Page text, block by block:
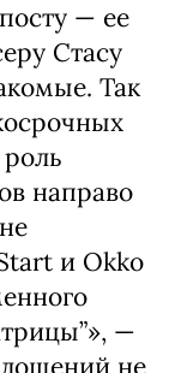
— ее
Стасу
Так
направо
и Okko
—
не